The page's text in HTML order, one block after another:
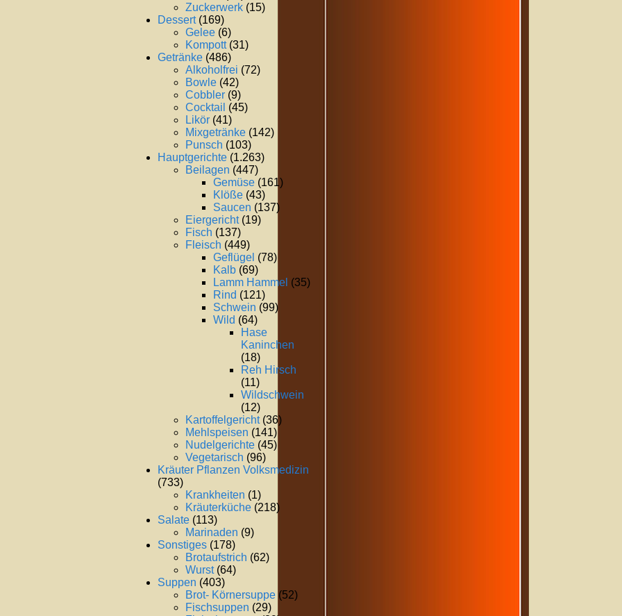
Zuckerwerk (15)
Dessert(169)
Gelee (6)
Kompott(31)
Getränke (486)
Alkoholfrei (72)
Bowle (42)
Cobbler (9)
Cocktail (45)
Likör (41)
Mixgetränke (142)
Punsch (103)
Hauptgerichte (1.263)
Beilagen (447)
Gemüse (161)
Klöße (43)
Saucen (137)
Eiergericht(19)
Fisch (137)
Fleisch (449)
Geflügel (78)
Kalb (69)
Lamm Hammel (35)
Rind (121)
Schwein (99)
Wild (64)
Hase
Kaninchen
(18)
Reh Hirsch
(11)
Wildschwein
(12)
Kartoffelgericht(36)
Mehlspeisen (141)
Nudelgerichte (45)
Vegetarisch (96)
Kräuter Pflanzen Volksmedizin
(733)
Krankheiten (1)
Kräuterküche (218)
Salate (113)
Marinaden (9)
Sonstiges (178)
Brotaufstrich (62)
Wurst(64)
Suppen (403)
Brot- Körnersuppe (52)
Fischsuppen (29)